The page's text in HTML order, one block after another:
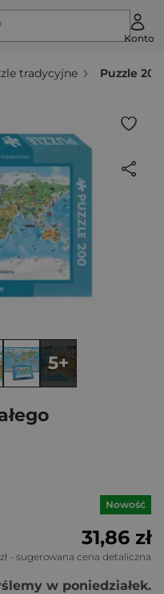
Konto
tradycyjne Puzzle
5+
Nowość
31,86 zł
- sugerowana cena detaliczna
w poniedziałek.